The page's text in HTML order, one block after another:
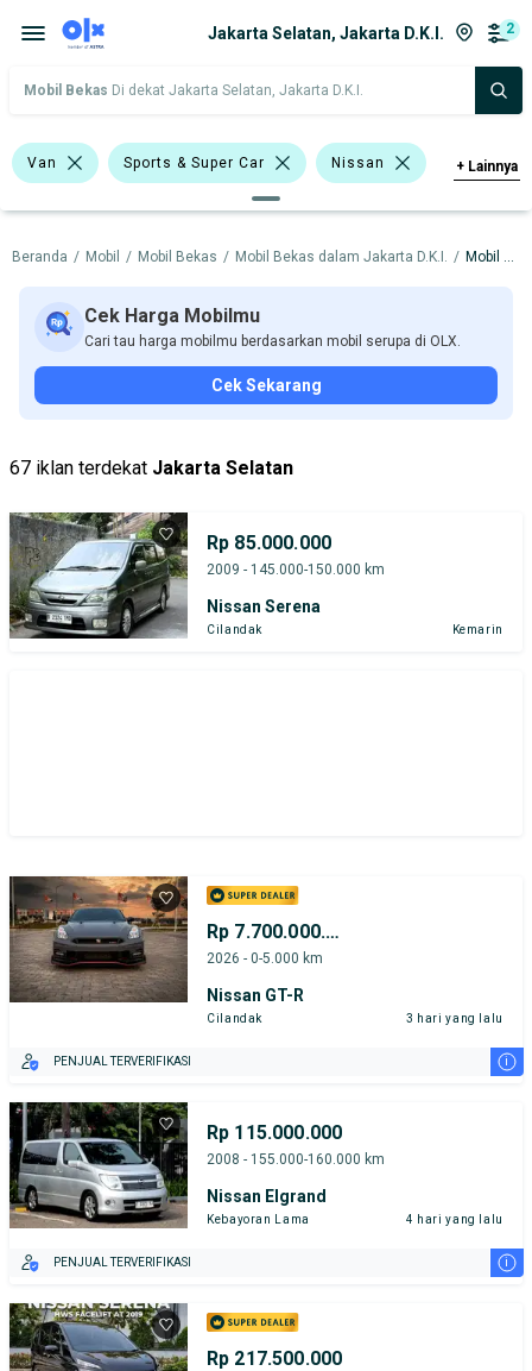
Jakarta Selatan, Jakarta D.K.I. 2
Mobil Bekas Di dekat Jakarta Selatan, Jakarta D.K.I.
Van Sports & Super Car Nissan
Harga Merek Dan Model Tahun
Tipe Bodi Tipe Membership
+ Lainnya
Beranda / Mobil / Mobil Bekas / Mobil Bekas dalam Jakarta D.K.I. / Mobil Bekas dalam Jakarta Selatan
Cek Harga Mobilmu
Cari tau harga mobilmu berdasarkan mobil serupa di OLX.
Cek Sekarang
67 iklan terdekat Jakarta Selatan
Rp 85.000.000
2009 - 145.000-150.000 km
Nissan Serena
Cilandak Kemarin
Rp 7.700.000.000
2026 - 0-5.000 km
Nissan GT-R
Cilandak 3 hari yang lalu
PENJUAL TERVERIFIKASI i
Rp 115.000.000
2008 - 155.000-160.000 km
Nissan Elgrand
Kebayoran Lama 4 hari yang lalu
PENJUAL TERVERIFIKASI i
Rp 217.500.000